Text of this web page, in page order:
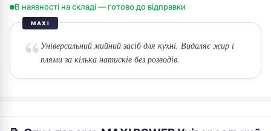
В наявності на складі — готово до відправки
MAXI
Універсальний мийний засіб для кухні. Видаляє жир і
плями за кілька натисків без розводів.